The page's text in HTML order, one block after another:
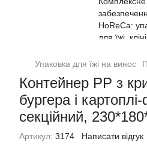
Упаковка для їжі на винос
Контейнер РР з
бургера і
секційний,
Артикул: 3174 Написати відгук